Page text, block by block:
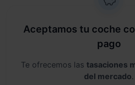
Aceptamos tu coche
pago
Te ofrecemos las tasaciones
del mercado.